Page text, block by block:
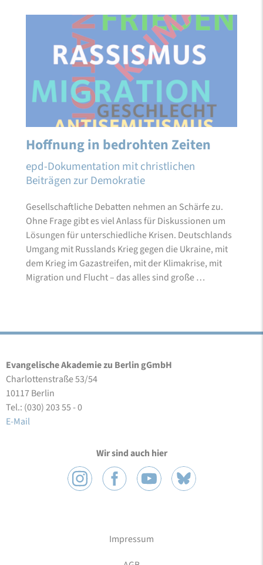
Hoffnung in bedrohten Zeiten
epd-Dokumentation mit christlichen
Beiträgen zur Demokratie
Gesellschaftliche Debatten nehmen an Schärfe zu.
Ohne Frage gibt es viel Anlass für Diskussionen um
Lösungen für unterschiedliche Krisen. Deutschlands
Umgang mit Russlands Krieg gegen die Ukraine, mit
dem Krieg im Gazastreifen, mit der Klimakrise, mit
Migration und Flucht – das alles sind große …
Evangelische Akademie zu Berlin gGmbH
Charlottenstraße 53/54
10117 Berlin
Tel.: (030) 203 55 - 0
E-Mail
Wir sind auch hier
Impressum